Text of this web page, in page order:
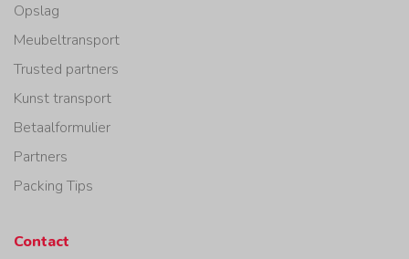
Opslag
Meubeltransport
Trusted partners
Kunst transport
Betaalformulier
Partners
Packing Tips
Contact